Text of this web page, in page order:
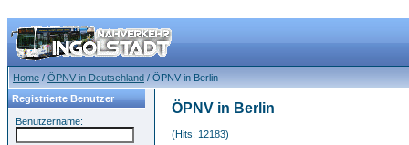
Home / ÖPNV in Deutschland / ÖPNV in Berlin
Registrierte Benutzer
Benutzername:
ÖPNV in Berlin
(Hits: 12183)